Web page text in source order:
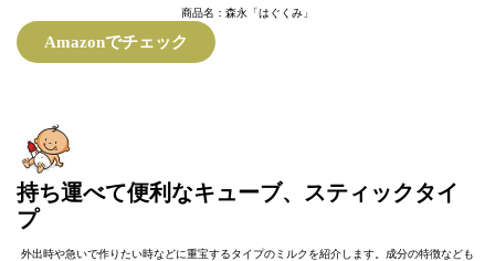
商品名：森永「はぐくみ」
Amazonでチェック
持ち運べて便利なキューブ、スティックタイ
プ
外出時や急いで作りたい時などに重宝するタイプのミルクを紹介します。成分の特徴なども